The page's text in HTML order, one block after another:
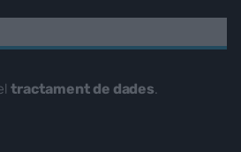
tractament de dades